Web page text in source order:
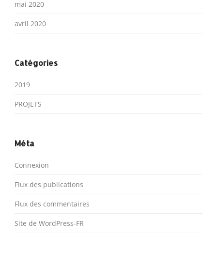
mai 2020
avril 2020
Catégories
2019
PROJETS
Méta
Connexion
Flux des publications
Flux des commentaires
Site de WordPress-FR